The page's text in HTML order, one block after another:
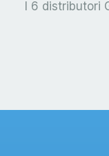
I 6 distributori